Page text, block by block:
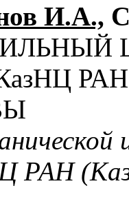
И.А.,
РАН